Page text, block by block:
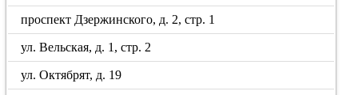
проспект Дзержинского, д. 2, стр. 1
ул. Вельская, д. 1, стр. 2
ул. Октябрят, д. 19